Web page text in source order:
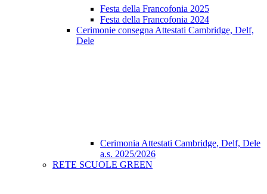
Festa della Francofonia 2025
Festa della Francofonia 2024
Cerimonie consegna Attestati Cambridge, Delf,
Dele
Cerimonia Attestati Cambridge, Delf, Dele
a.s. 2025/2026
RETE SCUOLE GREEN